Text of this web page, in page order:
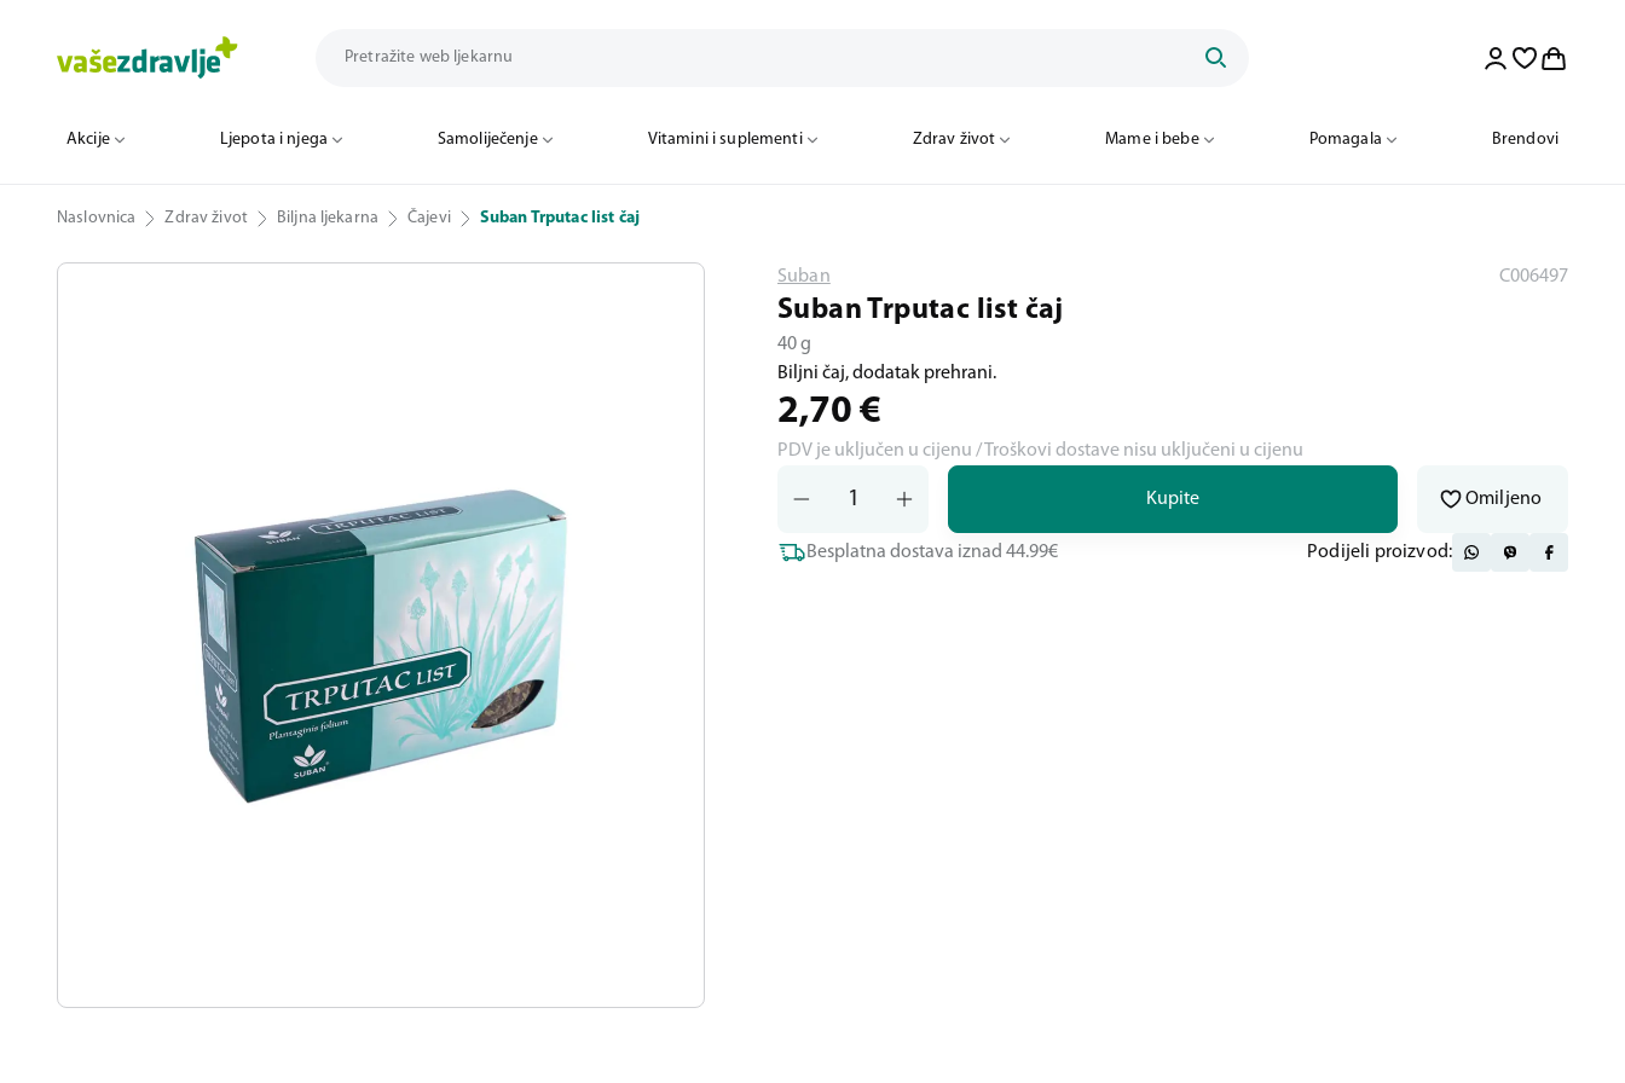
Akcije Ljepota i njega Samoliječenje Vitamini i suplementi Zdrav život Mame i bebe Pomagala Brendovi
Naslovnica Zdrav život Biljna ljekarna Čajevi Suban Trputac list čaj
Suban C006497
Suban Trputac list čaj
40 g
Biljni čaj, dodatak prehrani.
2,70 €
PDV je uključen u cijenu / Troškovi dostave nisu uključeni u cijenu
Kupite Omiljeno
Besplatna dostava iznad 44.99€ Podijeli proizvod: